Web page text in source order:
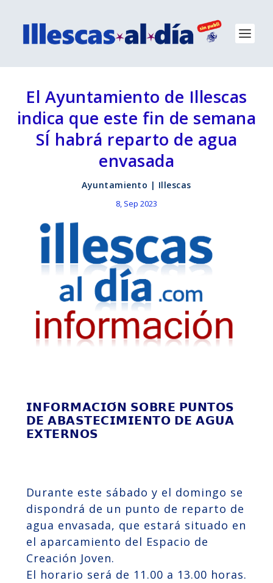
El Ayuntamiento de Illescas
indica que este fin de semana
SÍ habrá reparto de agua
envasada
Ayuntamiento | Illescas
8, Sep 2023
𝗜𝗡𝗙𝗢𝗥𝗠𝗔𝗖𝗜𝗢́𝗡 𝗦𝗢𝗕𝗥𝗘 𝗣𝗨𝗡𝗧𝗢𝗦
𝗗𝗘 𝗔𝗕𝗔𝗦𝗧𝗘𝗖𝗜𝗠𝗜𝗘𝗡𝗧𝗢 𝗗𝗘 𝗔𝗚𝗨𝗔
𝗘𝗫𝗧𝗘𝗥𝗡𝗢𝗦
Durante este sábado y el domingo se
dispondrá de un punto de reparto de
agua envasada, que estará situado en
el aparcamiento del Espacio de
Creación Joven.
El horario será de 11.00 a 13.00 horas.